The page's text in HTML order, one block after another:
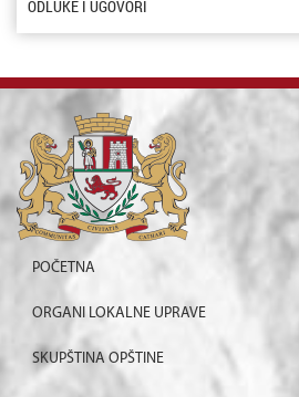
ODLUKE I UGOVORI
POČETNA
ORGANI LOKALNE UPRAVE
SKUPŠTINA OPŠTINE